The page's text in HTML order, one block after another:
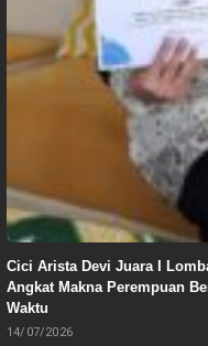
Cici Arista Devi Juara I
Angkat Makna Perempuan
Waktu
14/07/2026